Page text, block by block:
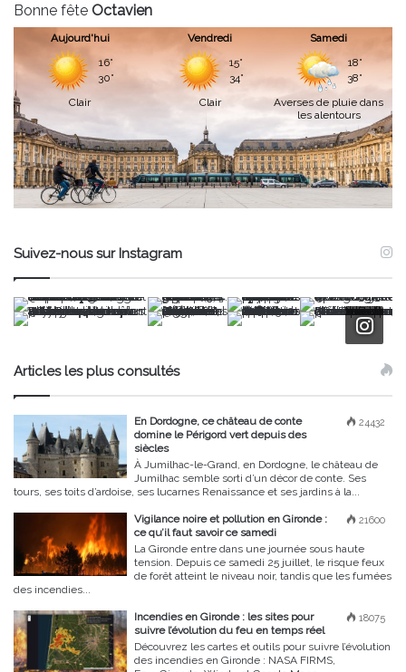
Bonne fête Octavien
Aujourd'hui
16°
30°
Clair
Vendredi
15°
34°
Clair
Samedi
18°
38°
Averses de pluie dans
les alentours
Suivez-nous sur Instagram
Articles les plus consultés
24432
En Dordogne, ce château de conte
domine le Périgord vert depuis des
siècles
À Jumilhac-le-Grand, en Dordogne, le château de
Jumilhac semble sorti d’un décor de conte. Ses
tours, ses toits d’ardoise, ses lucarnes Renaissance et ses jardins à la...
21600
Vigilance noire et pollution en Gironde :
ce qu’il faut savoir ce samedi
La Gironde entre dans une journée sous haute
tension. Depuis ce samedi 25 juillet, le risque feux
de forêt atteint le niveau noir, tandis que les fumées
des incendies...
18075
Incendies en Gironde : les sites pour
suivre l’évolution du feu en temps réel
Découvrez les cartes et outils pour suivre l’évolution
des incendies en Gironde : NASA FIRMS,